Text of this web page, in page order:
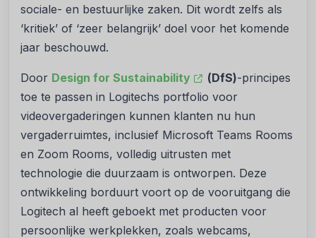
sociale- en bestuurlijke zaken. Dit wordt zelfs als
‘kritiek’ of ‘zeer belangrijk’ doel voor het komende
jaar beschouwd.
Door Design for Sustainability (DfS)-principes
toe te passen in Logitechs portfolio voor
videovergaderingen kunnen klanten nu hun
vergaderruimtes, inclusief Microsoft Teams Rooms
en Zoom Rooms, volledig uitrusten met
technologie die duurzaam is ontworpen. Deze
ontwikkeling borduurt voort op de vooruitgang die
Logitech al heeft geboekt met producten voor
persoonlijke werkplekken, zoals webcams,